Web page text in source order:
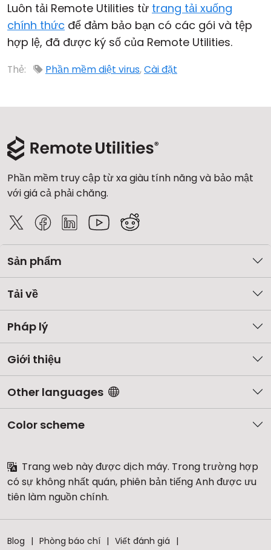
Luôn tải Remote Utilities từ trang tải xuống
chính thức để đảm bảo bạn có các gói và tệp
hợp lệ, đã được ký số của Remote Utilities.
Thẻ: Phần mềm diệt virus,Cài đặt
Phần mềm truy cập từ xa giàu tính năng và bảo mật
với giá cả phải chăng.
Sản phẩm
Tải về
Pháp lý
Giới thiệu
Other languages
Color scheme
Trang web này được dịch máy. Trong trường hợp
có sự không nhất quán, phiên bản tiếng Anh được ưu
tiên làm nguồn chính.
Blog Phòng báo chí
Viết đánh giá